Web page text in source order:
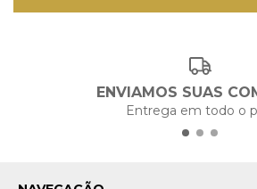
ENVIAMOS SUAS
Entrega em todo o